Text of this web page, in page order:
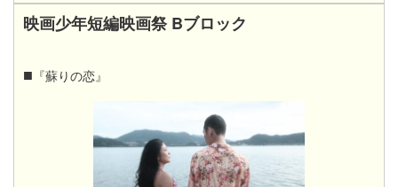
映画少年短編映画祭 Bブロック
■ 『蘇りの恋』